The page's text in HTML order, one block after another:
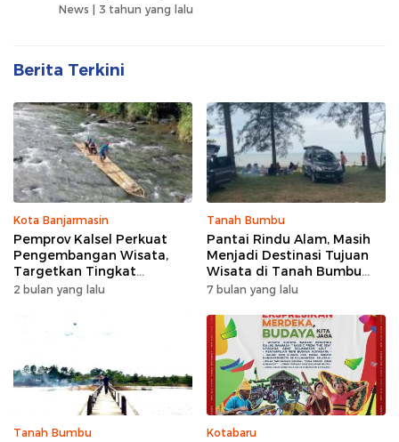
News | 3 tahun yang lalu
Berita Terkini
Kota Banjarmasin
Pemprov Kalsel Perkuat
Pengembangan Wisata,
Targetkan Tingkat
Kunjungan Naik 5 Persen di
2 bulan yang lalu
Tanah Bumbu
Pantai Rindu Alam, Masih
Menjadi Destinasi Tujuan
Wisata di Tanah Bumbu
dengan Rindangnya Pohon
7 bulan yang lalu
Tanah Bumbu Kotabaru